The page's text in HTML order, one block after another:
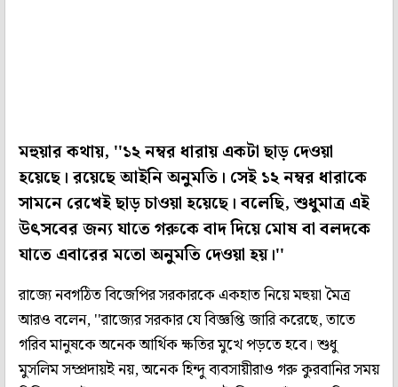
মহুয়ার কথায়, ''১২ নম্বর ধারায় একটা ছাড় দেওয়া
হয়েছে। রয়েছে আইনি অনুমতি। সেই ১২ নম্বর ধারাকে
সামনে রেখেই ছাড় চাওয়া হয়েছে। বলেছি, শুধুমাত্র এই
উৎসবের জন্য যাতে গরুকে বাদ দিয়ে মোষ বা বলদকে
যাতে এবারের মতো অনুমতি দেওয়া হয়।''
রাজ্যে নবগঠিত বিজেপির সরকারকে একহাত নিয়ে মহুয়া মৈত্র
আরও বলেন, ''রাজ্যের সরকার যে বিজ্ঞপ্তি জারি করেছে, তাতে
গরিব মানুষকে অনেক আর্থিক ক্ষতির মুখে পড়তে হবে। শুধু
মুসলিম সম্প্রদায়ই নয়, অনেক হিন্দু ব্যবসায়ীরাও গরু কুরবানির সময়